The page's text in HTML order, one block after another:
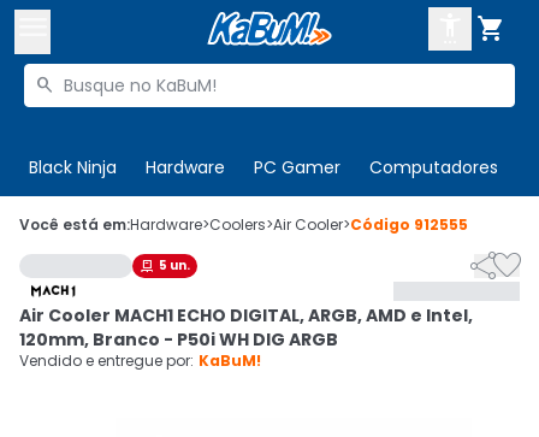

Buscar produtos

Black Ninja Hardware PC Gamer Computadores
 Olá. Acesse sua conta
 Departamentos
Cupons
CADASTRE-SE
Você está em:Hardware>Coolers>Air Cooler>Código 912555
 5 un. 
Air Cooler MACH1 ECHO DIGITAL, ARGB, AMD e Intel,
120mm, Branco - P50i WH DIG ARGB
Vendido e entregue por: KaBuM!